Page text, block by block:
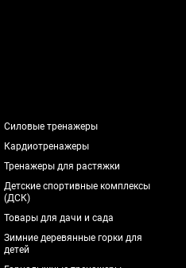
Силовые тренажеры
Кардиотренажеры
Тренажеры для растяжки
Детские спортивные комплексы
(ДСК)
Товары для дачи и сада
Зимние деревянные горки для
детей